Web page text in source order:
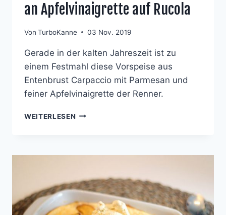
an Apfelvinaigrette auf Rucola
Von TurboKanne 03 Nov. 2019
Gerade in der kalten Jahreszeit ist zu
einem Festmahl diese Vorspeise aus
Entenbrust Carpaccio mit Parmesan und
feiner Apfelvinaigrette der Renner.
WEITERLESEN CARPACCIO
AN
AUF
RUCOLA